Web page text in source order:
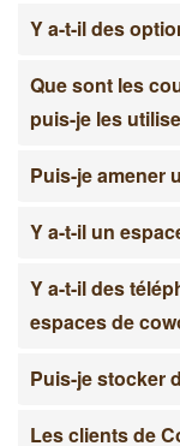
Y a-t-il des
Que sont les
puis-je les
Puis-je amener
Y a-t-il un
Y a-t-il des
espaces de
Puis-je stocker
Les clients de